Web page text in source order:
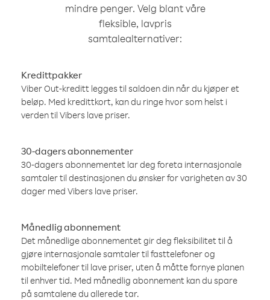
mindre penger. Velg blant våre
fleksible, lavpris
samtalealternativer:
Kredittpakker
Viber Out-kreditt legges til saldoen din når du kjøper et
beløp. Med kredittkort, kan du ringe hvor som helst i
verden til Vibers lave priser.
30-dagers abonnementer
30-dagers abonnementet lar deg foreta internasjonale
samtaler til destinasjonen du ønsker for varigheten av 30
dager med Vibers lave priser.
Månedlig abonnement
Det månedlige abonnementet gir deg fleksibilitet til å
gjøre internasjonale samtaler til fasttelefoner og
mobiltelefoner til lave priser, uten å måtte fornye planen
til enhver tid. Med månedlig abonnement kan du spare
på samtalene du allerede tar.